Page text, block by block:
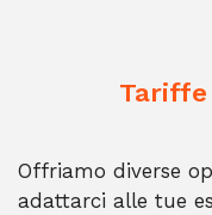
Offriamo diverse
adattarci alle tue